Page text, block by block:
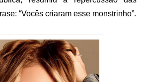
“Vocês criaram esse monstrinho”.